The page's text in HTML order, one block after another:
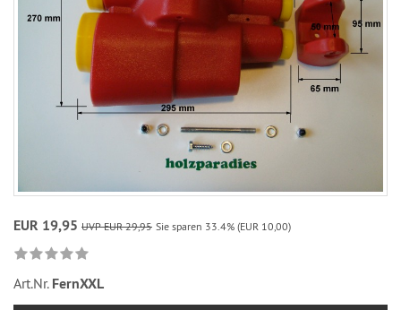
EUR 19,95 UVP EUR 29,95 Sie sparen 33.4% (EUR 10,00)
Art.Nr. FernXXL